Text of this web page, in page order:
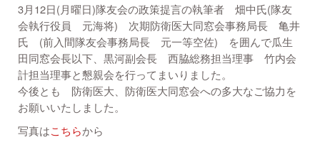
3月12日(月曜日)隊友会の政策提言の執筆者 畑中氏(隊友
会執行役員 元海将) 次期防衛医大同窓会事務局長 亀井
氏 (前入間隊友会事務局長 元一等空佐) を囲んで瓜生
田同窓会長以下、黒河副会長 西脇総務担当理事 竹内会
計担当理事と懇親会を行ってまいりました。
今後とも 防衛医大、防衛医大同窓会への多大なご協力を
お願いいたしました。
写真はこちらから